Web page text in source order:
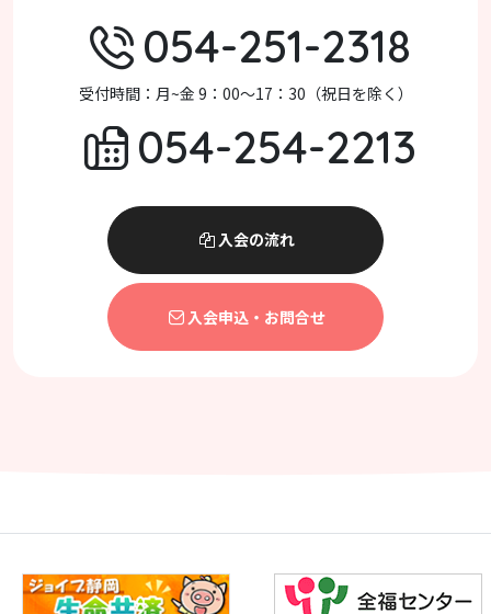
054-251-2318
受付時間：月~金 9：00～17：30（祝日を除く）
054-254-2213
入会の流れ
入会申込・お問合せ